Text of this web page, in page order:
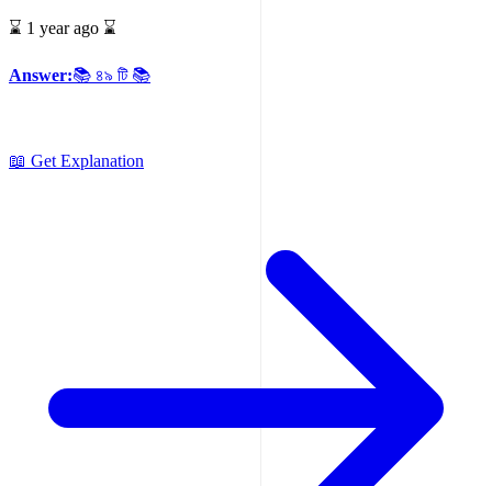
⌛ 1 year ago ⌛
Answer:📚 ৪৯ টি 📚
📖 Get Explanation